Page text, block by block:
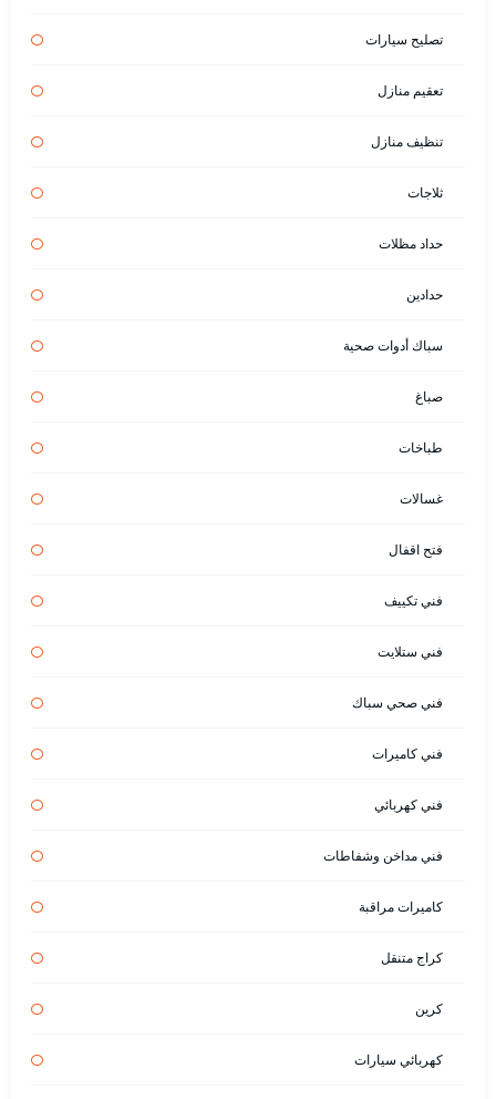
تصليح سيارات
تعقيم منازل
تنظيف منازل
ثلاجات
حداد مظلات
حدادين
سباك أدوات صحية
صباغ
طباخات
غسالات
فتح اقفال
فني تكييف
فني ستلايت
فني صحي سباك
فني كاميرات
فني كهربائي
فني مداخن وشفاطات
كاميرات مراقبة
كراج متنقل
كرين
كهربائي سيارات